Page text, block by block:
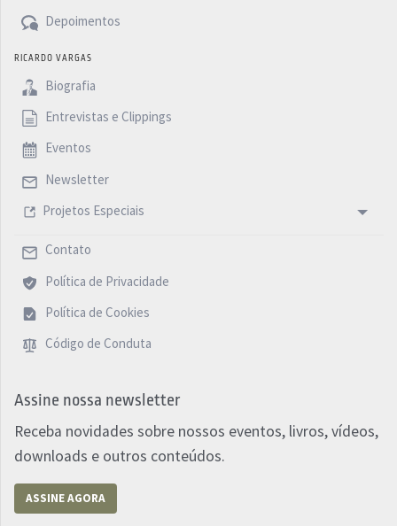
Depoimentos
RICARDO VARGAS
Biografia
Entrevistas e Clippings
Eventos
Newsletter
Projetos Especiais
Contato
Política de Privacidade
Política de Cookies
Código de Conduta
Assine nossa newsletter
Receba novidades sobre nossos eventos, livros, vídeos,
downloads e outros conteúdos.
ASSINE AGORA